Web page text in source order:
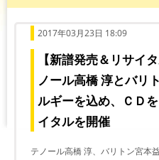
2017年03月23日 18:09
【新譜発売＆リサイ
ノール高橋 淳とバリ
ルギーを込め、ＣＤ
イタルを開催
テノール高橋 淳、バリトン宮本